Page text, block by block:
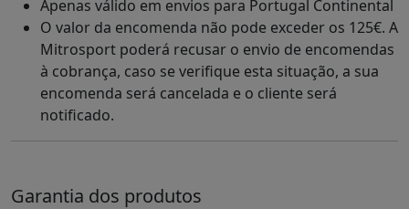
Apenas válido em envios para Portugal Continental
O valor da encomenda não pode exceder os 125€. A
Mitrosport poderá recusar o envio de encomendas
à cobrança, caso se verifique esta situação, a sua
encomenda será cancelada e o cliente será
notificado.
Garantia dos produtos